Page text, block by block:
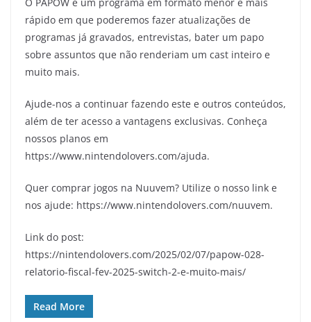
rápido em que poderemos fazer atualizações de
programas já gravados, entrevistas, bater um papo
sobre assuntos que não renderiam um cast inteiro e
muito mais.
Ajude-nos a continuar fazendo este e outros conteúdos,
além de ter acesso a vantagens exclusivas. Conheça
nossos planos em
https://www.nintendolovers.com/ajuda.
Quer comprar jogos na Nuuvem? Utilize o nosso link e
nos ajude: https://www.nintendolovers.com/nuuvem.
Link do post:
https://nintendolovers.com/2025/02/07/papow-028-
relatorio-fiscal-fev-2025-switch-2-e-muito-mais/
Read More